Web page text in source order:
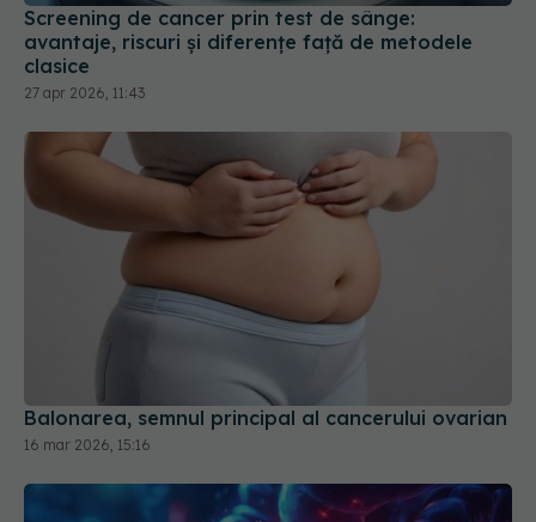
Screening de cancer prin test de sânge:
avantaje, riscuri și diferențe față de metodele
clasice
27 apr 2026, 11:43
Balonarea, semnul principal al cancerului ovarian
16 mar 2026, 15:16